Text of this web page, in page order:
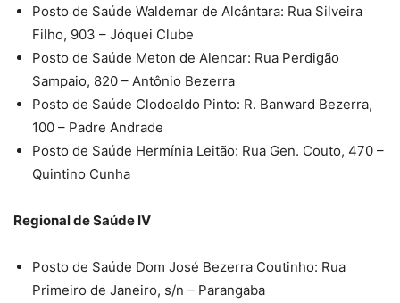
Posto de Saúde Waldemar de Alcântara: Rua Silveira
Filho, 903 – Jóquei Clube
Posto de Saúde Meton de Alencar: Rua Perdigão
Sampaio, 820 – Antônio Bezerra
Posto de Saúde Clodoaldo Pinto: R. Banward Bezerra,
100 – Padre Andrade
Posto de Saúde Hermínia Leitão: Rua Gen. Couto, 470 –
Quintino Cunha
Regional de Saúde IV
Posto de Saúde Dom José Bezerra Coutinho: Rua
Primeiro de Janeiro, s/n – Parangaba